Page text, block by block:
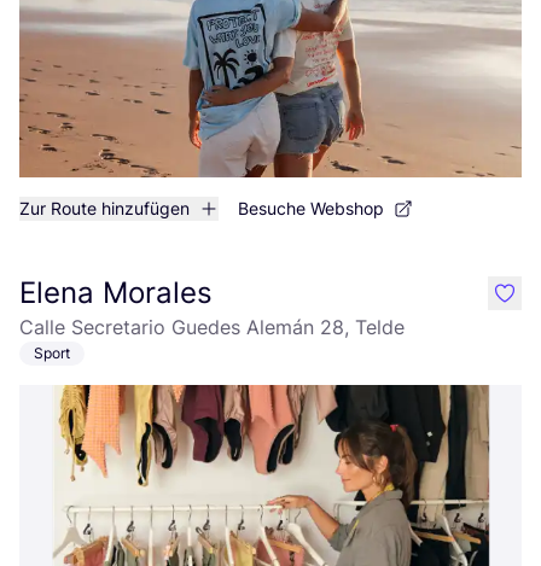
Zur Route hinzufügen Besuche Webshop
Elena Morales
Calle Secretario Guedes Alemán 28, Telde
Sport
like